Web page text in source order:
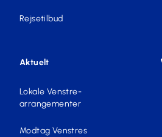
Rejsetilbud
Aktuelt
Lokale Venstre-
arrangementer
Modtag Venstres